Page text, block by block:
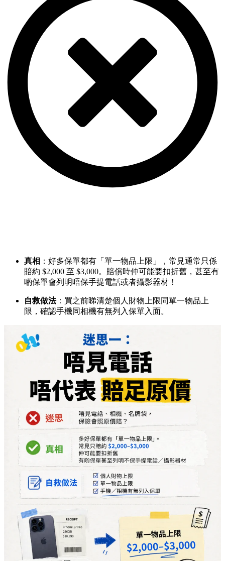
真相 ：好多保單都有「單一物品上限」，常見通常只係
賠約 $2,000 至 $3,000。賠償時仲可能要扣折舊，甚至有
啲保單會列明唔保手提電話或者攝影器材！
自救做法：買之前睇清楚個人財物上限同單一物品上
限，確認手機同相機有無列入保單入面。